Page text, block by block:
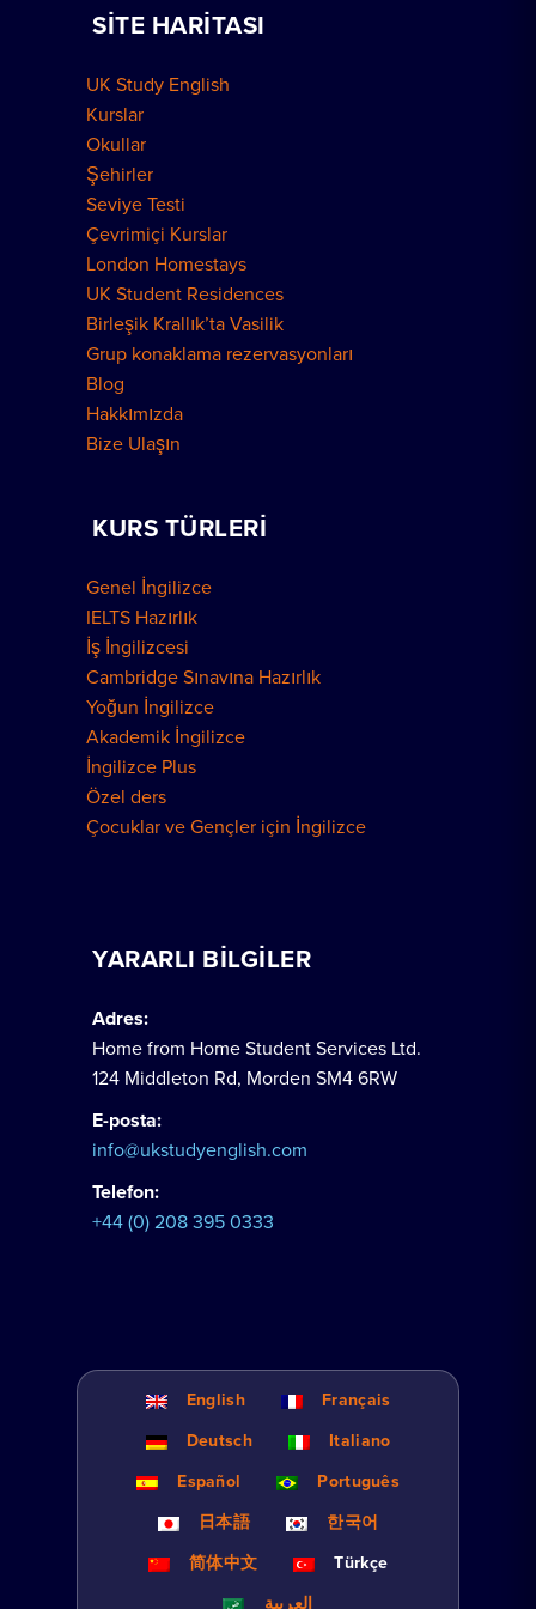
Grup Rezervasyonları
Nasıl Rezervasyon Yapılır
Londra Konutları
SITE HARITASI
UK Study English
Kurslar
Okullar
Şehirler
Seviye Testi
Çevrimiçi Kurslar
London Homestays
UK Student Residences
Birleşik Krallık’ta Vasilik
Grup konaklama rezervasyonları
Blog
Hakkımızda
Bize Ulaşın
KURS TÜRLERI
Genel İngilizce
IELTS Hazırlık
İş İngilizcesi
Cambridge Sınavına Hazırlık
Yoğun İngilizce
Akademik İngilizce
İngilizce Plus
Özel ders
Çocuklar ve Gençler için İngilizce
YARARLI BILGILER
Adres:
Home from Home Student Services Ltd.
124 Middleton Rd, Morden SM4 6RW
E-posta:
info@ukstudyenglish.com
Telefon:
+44 (0) 208 395 0333
English
Français
Deutsch
Italiano
Español
Português
日本語
한국어
简体中文
Türkçe
العربية